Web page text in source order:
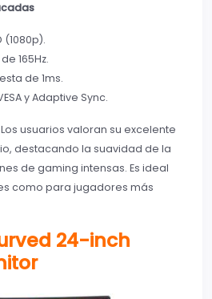
(1080p).
165Hz.
de 1ms.
y Adaptive Sync.
Los usuarios valoran su excelente
destacando la suavidad de la
de gaming intensas. Es ideal
como para jugadores más
24-inch